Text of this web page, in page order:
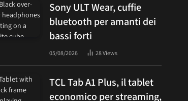
Sony ULT Wear, cuffie
bluetooth per amanti dei
bassi forti
05/08/2026 28Views
TCL Tab A1 Plus, il tablet
economico per streaming,